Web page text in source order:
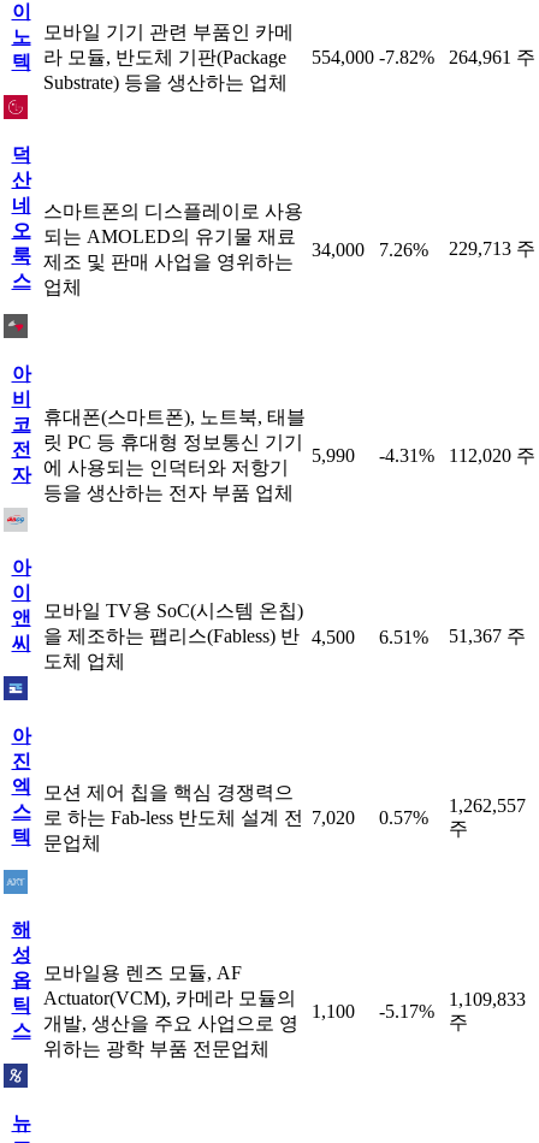
이
노
텍
모바일 기기 관련 부품인 카메
라 모듈, 반도체 기판(Package
Substrate) 등을 생산하는 업체
554,000 -7.82% 264,961 주
덕
산
네
오
룩
스
스마트폰의 디스플레이로 사용
되는 AMOLED의 유기물 재료
제조 및 판매 사업을 영위하는
업체
34,000 7.26% 229,713 주
아
비
코
전
자
휴대폰(스마트폰), 노트북, 태블
릿 PC 등 휴대형 정보통신 기기
에 사용되는 인덕터와 저항기
등을 생산하는 전자 부품 업체
5,990 -4.31% 112,020 주
아
이
앤
씨
모바일 TV용 SoC(시스템 온칩)
을 제조하는 팹리스(Fabless) 반
도체 업체
4,500 6.51% 51,367 주
아
진
엑
스
텍
모션 제어 칩을 핵심 경쟁력으
로 하는 Fab-less 반도체 설계 전
문업체
7,020 0.57%
1,262,557
주
해
성
옵
틱
스
모바일용 렌즈 모듈, AF
Actuator(VCM), 카메라 모듈의
개발, 생산을 주요 사업으로 영
위하는 광학 부품 전문업체
1,100 -5.17%
1,109,833
주
뉴